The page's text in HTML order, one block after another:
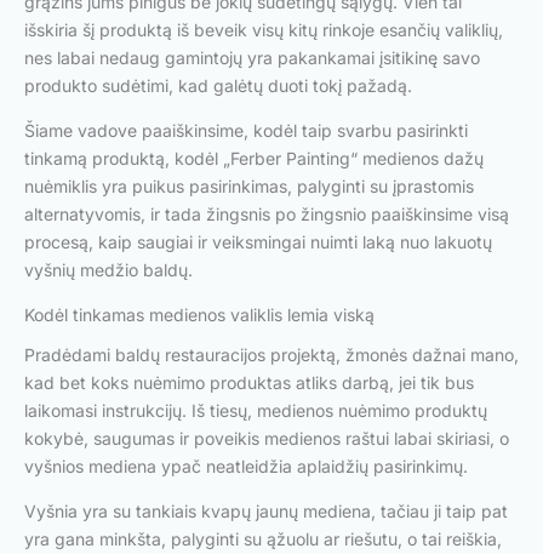
išskiria šį produktą iš beveik visų kitų rinkoje esančių valiklių,
nes labai nedaug gamintojų yra pakankamai įsitikinę savo
produkto sudėtimi, kad galėtų duoti tokį pažadą.
Šiame vadove paaiškinsime, kodėl taip svarbu pasirinkti
tinkamą produktą, kodėl „Ferber Painting“ medienos dažų
nuėmiklis yra puikus pasirinkimas, palyginti su įprastomis
alternatyvomis, ir tada žingsnis po žingsnio paaiškinsime visą
procesą, kaip saugiai ir veiksmingai nuimti laką nuo lakuotų
vyšnių medžio baldų.
Kodėl tinkamas medienos valiklis lemia viską
Pradėdami baldų restauracijos projektą, žmonės dažnai mano,
kad bet koks nuėmimo produktas atliks darbą, jei tik bus
laikomasi instrukcijų. Iš tiesų, medienos nuėmimo produktų
kokybė, saugumas ir poveikis medienos raštui labai skiriasi, o
vyšnios mediena ypač neatleidžia aplaidžių pasirinkimų.
Vyšnia yra su tankiais kvapų jaunų mediena, tačiau ji taip pat
yra gana minkšta, palyginti su ąžuolu ar riešutu, o tai reiškia,